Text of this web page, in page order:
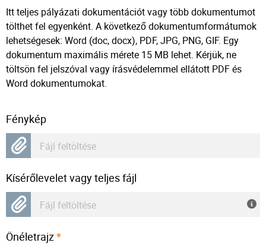
Itt teljes pályázati dokumentációt vagy több dokumentumot
tölthet fel egyenként. A következő dokumentumformátumok
lehetségesek: Word (doc, docx), PDF, JPG, PNG, GIF. Egy
dokumentum maximális mérete 15 MB lehet. Kérjük, ne
töltsön fel jelszóval vagy írásvédelemmel ellátott PDF és
Word dokumentumokat.
Fénykép
Fájl feltöltése
Kísérőlevelet vagy teljes fájl
Fájl feltöltése
Önéletrajz*